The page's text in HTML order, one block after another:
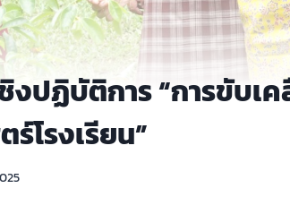
งปฏิบัติการ “การขับเ
โรงเรียน”